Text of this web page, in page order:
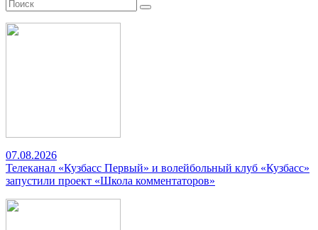
07.08.2026
Телеканал «Кузбасс Первый» и волейбольный клуб «Кузбасс»
запустили проект «Школа комментаторов»